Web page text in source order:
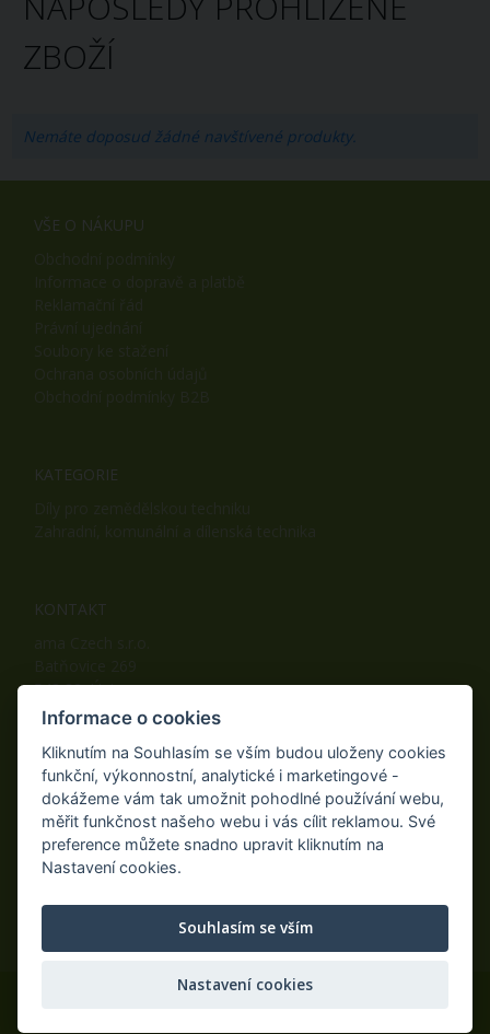
ZBOŽÍ
Nemáte doposud žádné navštívené produkty.
VŠE O NÁKUPU
KATEGORIE
KONTAKT
542 32, Úpice
Telefon: +420 498 100 050
Fax: +420 498 100 051
E-mail:info@ama-zahrada.cz
Web:www.ama-zahrada.cz
NAJDETE NÁS TAKÉ NA:
Informace o cookies
Kliknutím na Souhlasím se vším budou uloženy cookies
funkční, výkonnostní, analytické i marketingové -
dokážeme vám tak umožnit pohodlné používání webu,
měřit funkčnost našeho webu i vás cílit reklamou. Své
preference můžete snadno upravit kliknutím na
Nastavení cookies.
Souhlasím se vším
Nastavení cookies